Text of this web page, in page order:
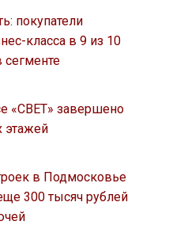
покупатели
класса в 9 из 10
сегменте
«СВЕТ» завершено
этажей
в Подмосковье
300 тысяч рублей